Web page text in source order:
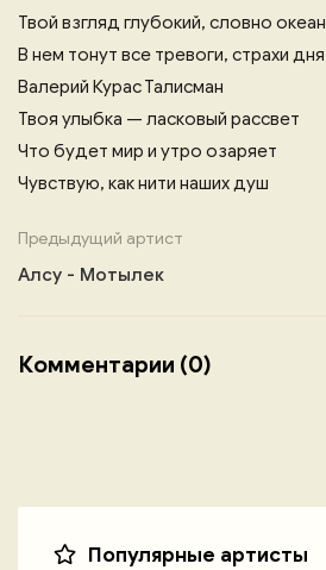
Твой взгляд глубокий, словно океан
В нем тонут все тревоги, страхи дня
Валерий Курас Талисман
Твоя улыбка — ласковый рассвет
Что будет мир и утро озаряет
Чувствую, как нити наших душ
Предыдущий артист
Алсу - Мотылек
Комментарии (0)
Популярные артисты